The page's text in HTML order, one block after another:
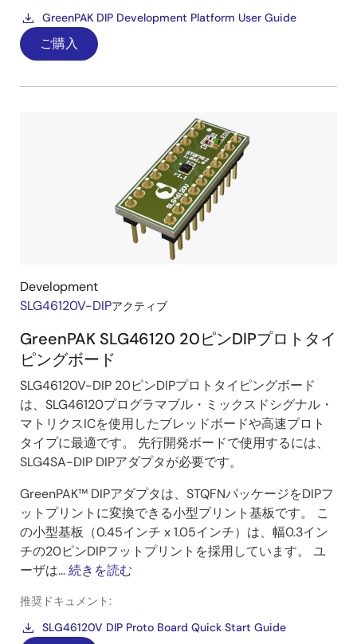
GreenPAK DIP Development Platform User Guide
ご購入
Development
SLG46120V-DIPアクティブ
GreenPAK SLG46120 20ピンDIPプロトタイ
ピングボード
SLG46120V-DIP 20ピンDIPプロトタイピングボード
は、SLG46120プログラマブル・ミックスドシグナル・
マトリクスICを使用したブレッドボードや高速プロト
タイプに最適です。 先行開発ボードで使用するには、
SLG4SA-DIP DIPアダプタが必要です。
GreenPAK™ DIPアダプタは、STQFNパッケージをDIPフ
ットプリントに変換できる小型プリント基板です。 こ
の小型基板（0.45インチ x 1.05インチ）は、幅0.3イン
チの20ピンDIPフットプリントを採用しています。 ユ
ーザは...続きを読む
推奨ドキュメント:
SLG46120V DIP Proto Board Quick Start Guide